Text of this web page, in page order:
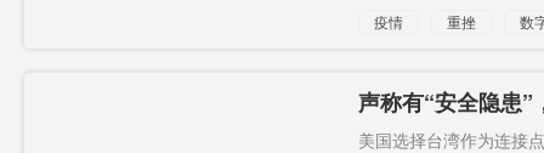
疫情 重挫
数
声称有“安全隐患
不连香港
美国选择台湾作为连接